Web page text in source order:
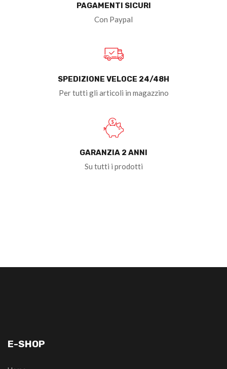
PAGAMENTI SICURI
Con Paypal
SPEDIZIONE VELOCE 24/48H
Per tutti gli articoli in magazzino
GARANZIA 2 ANNI
Su tutti i prodotti
E-SHOP